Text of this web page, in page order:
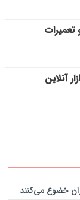
آنلاین
خضوع می‌کنند‌